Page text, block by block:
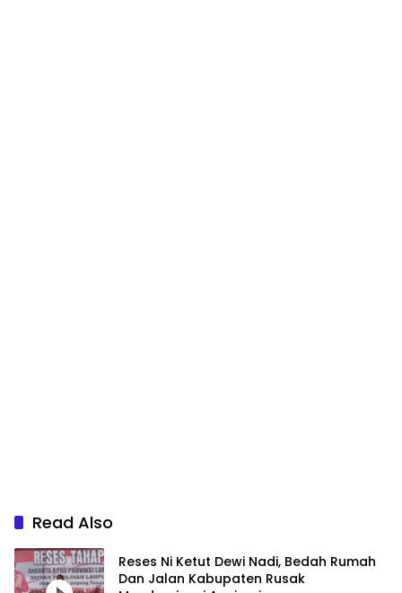
Read Also
Reses Ni Ketut Dewi Nadi, Bedah Rumah
Dan Jalan Kabupaten Rusak